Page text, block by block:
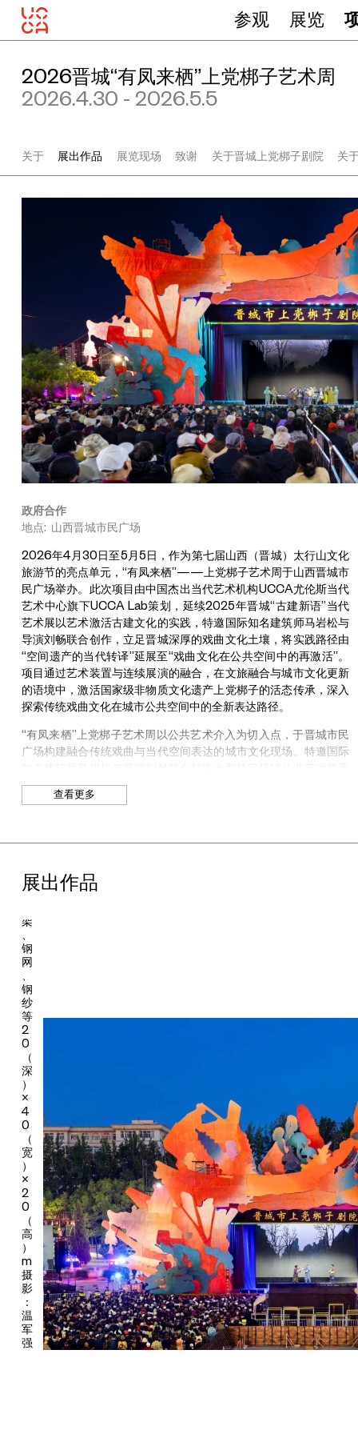
参观 展览
2026晋城“有凤来栖”上党梆子艺术周
2026.4.30 - 2026.5.5
关于 展出作品 展览现场 致谢 关于晋城上党梆子剧院 关
政府合作
地点: 山西晋城市民广场
2026年4月30日至5月5日，作为第七届山西（晋城）太行山文化
旅游节的亮点单元，“有凤来栖”——上党梆子艺术周于山西晋城市
民广场举办。此次项目由中国杰出当代艺术机构UCCA尤伦斯当代
艺术中心旗下UCCA Lab策划，延续2025年晋城“古建新语”当代
艺术展以艺术激活古建文化的实践，特邀国际知名建筑师马岩松与
导演刘畅联合创作，立足晋城深厚的戏曲文化土壤，将实践路径由
“空间遗产的当代转译”延展至“戏曲文化在公共空间中的再激活”。
项目通过艺术装置与连续展演的融合，在文旅融合与城市文化更新
的语境中，激活国家级非物质文化遗产上党梆子的活态传承，深入
探索传统戏曲文化在城市公共空间中的全新表达路径。
“有凤来栖”上党梆子艺术周以公共艺术介入为切入点，于晋城市民
广场构建融合传统戏曲与当代空间表达的城市文化现场。特邀国际
《凤台》，作为贯穿此次艺术周整体叙事与空间体验的核心载体。
《凤台》立于晋城市民广场轴线尽端，以“吹箫引凤”的历史典故为
仰体系紧密相连，形成“村村有庙，庙庙有台”的独特文化景观。它
不仅是一种延续至今的表演艺术形式，更是一种维系社区情感与公
共生活的文化机制。围绕此次大型特定场域公共艺术装置《凤
台》，“有凤来栖”上党梆子艺术周以“好戏荟凤台，锵锵萃晋城”为
主题，邀请晋城市上党梆子剧院展开为期六天的戏曲展演。以上党
梆子为核心，汇聚山西四大梆子名家及青年演员联袂出演，甄选传
统经典剧目与革命题材精品剧目轮番上演。在六天的演出中，传统
戏曲从节庆语境中的阶段性呈现，突破既有舞台边界，转化为一种
可被感知、参与、共享的公共文化经验，在当代艺术构建的空间之
中焕发新的观看方式与情感联结。4月30号当晚，第七届山西（晋
城）太行山文化旅游节暨“梆声启幕”戏曲晚会正式启幕，知名戏曲
主持人白燕升担纲主持，多位中国戏剧梅花奖艺术家与杏花奖名家
同台献演，融合上党梆子、晋剧、蒲剧、北路梆子、昆曲等多剧种
声腔，各具特色的戏曲在同一空间中交汇，为整场艺术周拉开序
幕。
而本次艺术周“有凤来栖”这一主题，源自晋城金凤凰庇佑山河的地
方传说，在连续近一年的城市文化盛宴中完成一次精妙的当代转
译。2025年，由UCCA Lab策划的晋城城市体验中心的开馆展
——“古建新语”当代艺术展，首次以艺术语言转译晋城古建，开启
了“有凤来栖”的序章。今年4月初，UCCA Lab邀请艺术家崔小清
为晋城创作的户外大型装置《百鸟朝凤》，在城市体验中心南入口
绽放。而今随着《凤台》落地于晋城市民广场轴线尽端，“有凤来
栖”又在《凤台》的实体空间中获得了新的意涵：《凤台》成为“栖
息之所”，戏曲艺术、表演者与市民在此汇聚，如凤来栖。在公共
查看更多
展出作品
马
岩
松
×
刘
畅
凤
台
2
6
架
钢
网
钢
纱
等
2
0
（
深
）
×
4
0
（
宽
）
×
2
0
（
高
）
m
摄
影
：
温
军
强